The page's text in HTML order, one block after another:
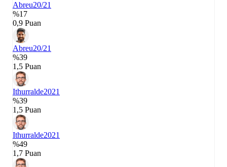
Abreu20/21
%17
0,9 Puan
Abreu20/21
%39
1,5 Puan
Ithurralde2021
%39
1,5 Puan
Ithurralde2021
%49
1,7 Puan